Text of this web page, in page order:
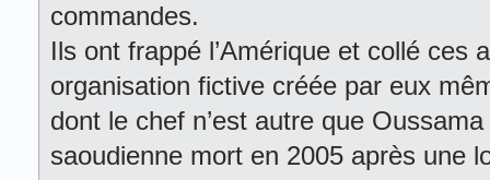
commandes.
Ils ont frappé l’Amérique et collé ces
organisation fictive créée par eux
dont le chef n’est autre que
saoudienne mort en 2005 après une